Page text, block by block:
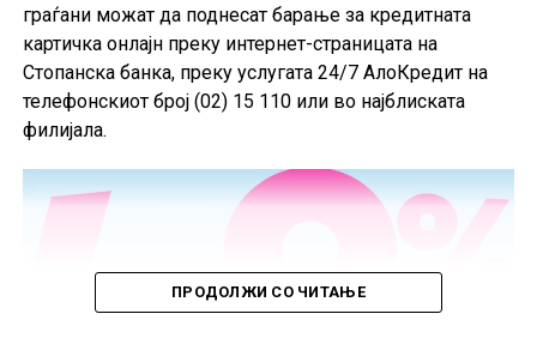
граѓани можат да поднесат барање за кредитната
картичка онлајн преку интернет-страницата на
Стопанска банка, преку услугата 24/7 АлоКредит на
телефонскиот број (02) 15 110 или во најблиската
филијала.
ПРОДОЛЖИ СО ЧИТАЊЕ